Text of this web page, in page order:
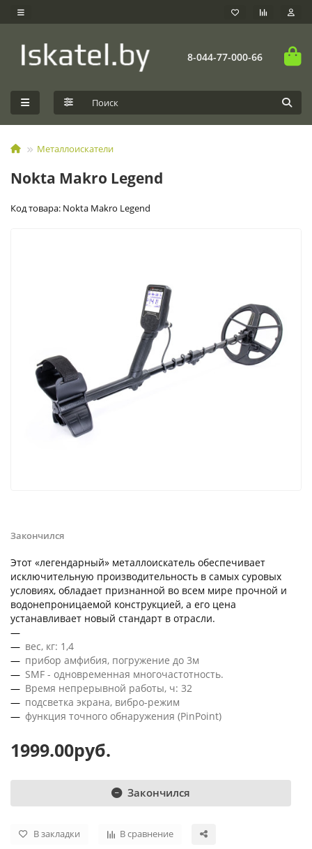
8-044-77-000-66
Металлоискатели
Nokta Makro Legend
Код товара: Nokta Makro Legend
Закончился
Этот «легендарный» металлоискатель обеспечивает
исключительную производительность в самых суровых
условиях, обладает признанной во всем мире прочной и
водонепроницаемой конструкцией, а его цена
устанавливает новый стандарт в отрасли.
вес, кг: 1,4
прибор амфибия, погружение до 3м
SMF - одновременная многочастотность.
Время непрерывной работы, ч: 32
подсветка экрана, вибро-режим
функция точного обнаружения (PinPoint)
1999.00руб.
Закончился
В закладки В сравнение